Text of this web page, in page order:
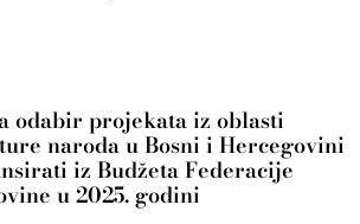
odabir projekata iz oblasti
naroda u Bosni i Hercegovini
iz Budžeta Federacije
u 2025. godini